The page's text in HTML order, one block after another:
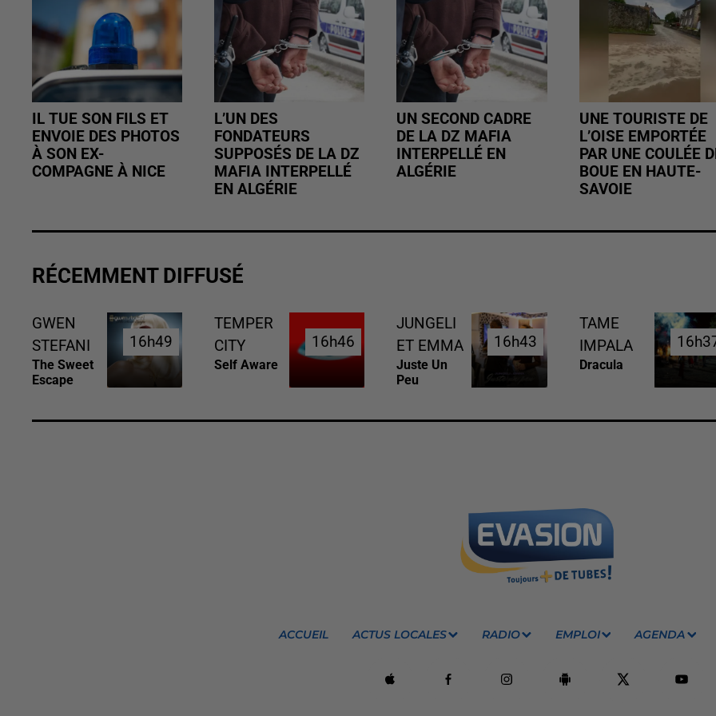
IL TUE SON FILS ET
ENVOIE DES PHOTOS
À SON EX-
COMPAGNE À NICE
L’UN DES
FONDATEURS
SUPPOSÉS DE LA DZ
MAFIA INTERPELLÉ
EN ALGÉRIE
UN SECOND CADRE
DE LA DZ MAFIA
INTERPELLÉ EN
ALGÉRIE
UNE TOURISTE DE
L’OISE EMPORTÉE
PAR UNE COULÉE
BOUE EN HAUTE-
SAVOIE
RÉCEMMENT DIFFUSÉ
GWEN
STEFANI
The Sweet
Escape
16h49
16h49
TEMPER
CITY
Self Aware
16h46
16h46
JUNGELI
ET EMMA
Juste Un
Peu
16h43
16h43
TAME
IMPALA
Dracula
ACCUEIL ACTUS LOCALES RADIO EMPLOI AGENDA